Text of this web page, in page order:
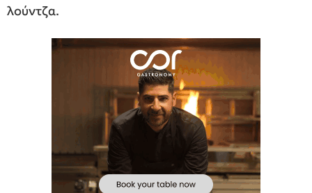
λούντζα.